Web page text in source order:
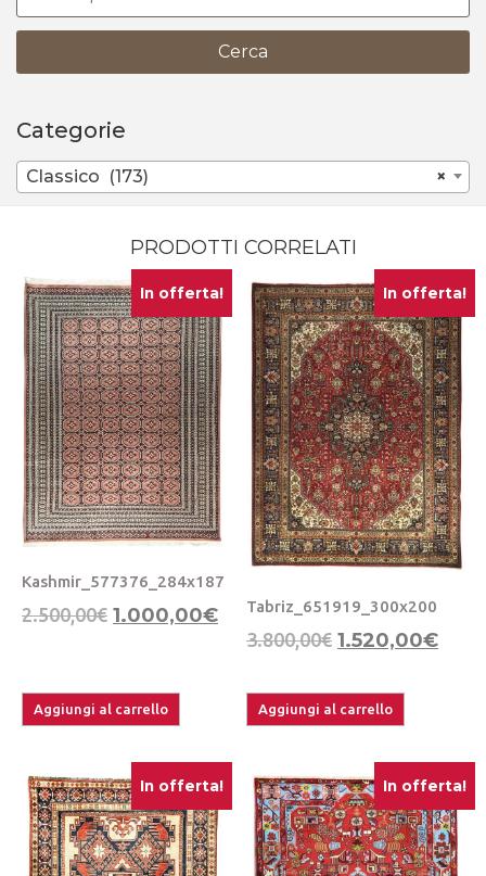
Cerca
Categorie
×
Classico (173)
PRODOTTI CORRELATI
In offerta!
Kashmir_577376_284x187
2.500,00€ 1.000,00€
Aggiungi al carrello
In offerta!
Tabriz_651919_300x200
3.800,00€ 1.520,00€
Aggiungi al carrello
In offerta! In offerta!